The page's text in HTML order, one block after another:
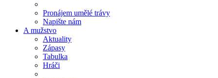
Pronájem umělé trávy
Napište nám
A mužstvo
Aktuality
Zápasy
Tabulka
Hráči